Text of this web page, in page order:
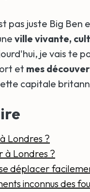
pas juste Big Ben
ville vivante,
je vais te
et mes
capitale
Londres ?
à Londres ?
déplacer
inconnus des